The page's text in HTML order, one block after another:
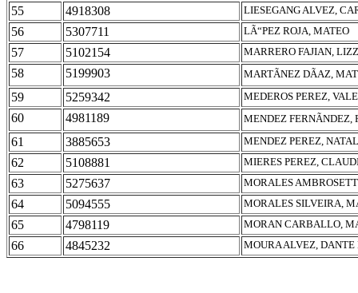
55 4918308 LIESEGANG ALVEZ,
56 5307711 LÃ“PEZ ROJA, MATEO
57 5102154 MARRERO FAJIAN,
58 5199903 MARTÃNEZ DÃAZ,
59 5259342 MEDEROS PEREZ,
60 4981189 MENDEZ FERNÃNDEZ,
61 3885653 MENDEZ PEREZ,
62 5108881 MIERES PEREZ,
63 5275637 MORALES
64 5094555 MORALES SILVEIRA,
65 4798119 MORAN CARBALLO,
66 4845232 MOURA ALVEZ,